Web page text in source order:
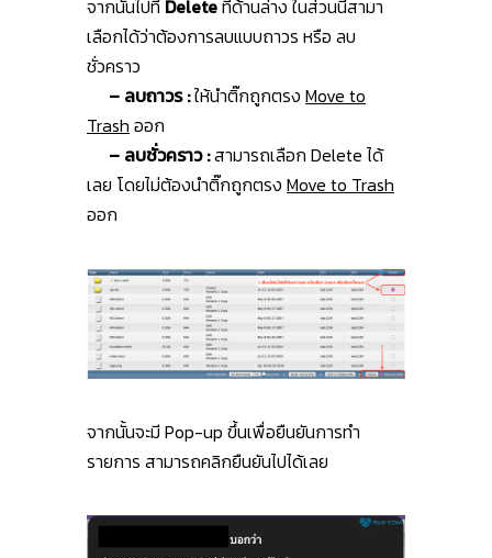
จากนั้นไปที่ Deleteที่ด้านล่าง ในส่วนนี้สามา
เลือกได้ว่าต้องการลบแบบถาวร หรือ ลบ
ชั่วคราว
– ลบถาวร :ให้นำติ๊กถูกตรง Move to
Trash ออก
– ลบชั่วคราว :สามารถเลือก Delete ได้
เลย โดยไม่ต้องนำติ๊กถูกตรง Move to Trash
ออก
จากนั้นจะมี Pop-up ขึ้นเพื่อยืนยันการทำ
รายการ สามารถคลิกยืนยันไปได้เลย